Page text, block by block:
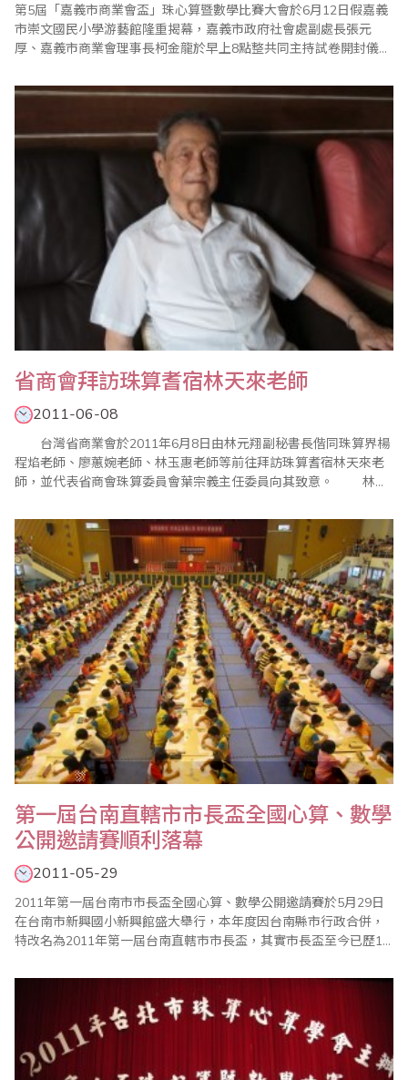
第5屆「嘉義市商業會盃」珠心算暨數學比賽大會於6月12日假嘉義
市崇文國民小學游藝館隆重揭幕，嘉義市政府社會處副處長張元
厚、嘉義市商業會理事長柯金龍於早上8點整共同主持試卷開封儀
進行頒獎典禮，首先由大會主席柯金龍致詞，隨後介紹蒞會長官及
貴賓，包括張元厚副處長、嘉義市教育局科長洪文祥、立法委員江
義雄、台灣省商業會副理事長葉宗義、崇..
省商會拜訪珠算耆宿林天來老師
2011-06-08
台灣省商業會於2011年6月8日由林元翔副秘書長偕同珠算界楊
程焰老師、廖蕙婉老師、林玉惠老師等前往拜訪珠算耆宿林天來老
師，並代表省商會珠算委員會葉宗義主任委員向其致意。 林天
工學校（開南商工前身），光復後陸續在開南商工、延平中學、老
松商職、淡水專校等學校教學，同時也是台灣省商業會珠算委員會
創會成員之一，林天來老師畢生從事珠..
第一屆台南直轄市市長盃全國心算、數學
公開邀請賽順利落幕
2011-05-29
2011年第一屆台南市市長盃全國心算、數學公開邀請賽於5月29日
在台南市新興國小新興館盛大舉行，本年度因台南縣市行政合併，
特改名為2011年第一屆台南直轄市市長盃，其實市長盃至今已歷15
習興趣，每年舉辦一次鼓勵性的比賽，受到家長及社會教育界的認
賽，上午8點準時進行第一場心算比..